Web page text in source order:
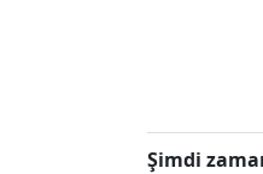
Şimdi